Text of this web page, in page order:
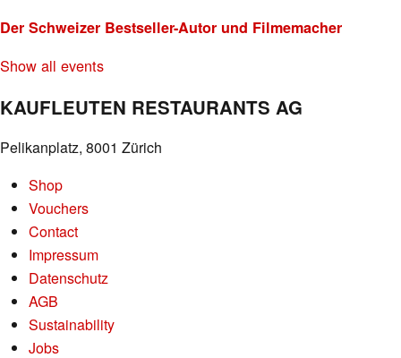
Der Schweizer Bestseller-Autor und Filmemacher
Show all events
KAUFLEUTEN RESTAURANTS AG
Pelikanplatz, 8001 Zürich
Shop
Vouchers
Contact
Impressum
Datenschutz
AGB
Sustainability
Jobs